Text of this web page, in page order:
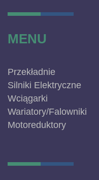
MENU
Przekładnie
Silniki Elektryczne
Wciągarki
Wariatory/Falowniki
Motoreduktory